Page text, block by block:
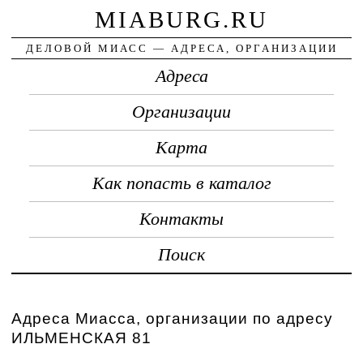
MIABURG.RU
ДЕЛОВОЙ МИАСС — АДРЕСА, ОРГАНИЗАЦИИ
Адреса
Организации
Карта
Как попасть в каталог
Контакты
Поиск
Адреса Миасса, организации по адресу
ИЛЬМЕНСКАЯ 81